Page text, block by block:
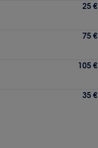
25 €
75 €
105 €
35 €